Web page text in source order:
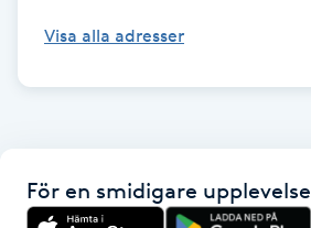
Fransförlängning Megavolym
Visa alla adresser
För en smidigare upplevelse